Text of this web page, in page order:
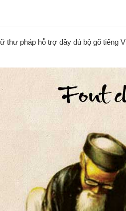
thư pháp hỗ trợ đầy đủ bộ gõ tiếng